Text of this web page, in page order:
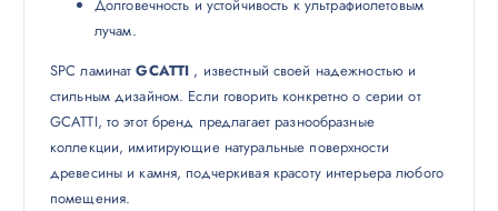
Долговечность и устойчивость к ультрафиолетовым
лучам.
SPC ламинатGCATTI , известный своей надежностью и
стильным дизайном. Если говорить конкретно о серии от
GCATTI, то этот бренд предлагает разнообразные
коллекции, имитирующие натуральные поверхности
древесины и камня, подчеркивая красоту интерьера любого
помещения.